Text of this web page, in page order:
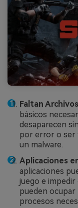
Faltan
básicos
desaparecen
por error o ser
un malware.
Aplicaciones
aplicaciones
juego e impedir
pueden
procesos